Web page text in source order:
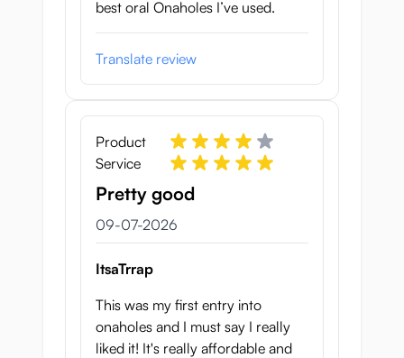
best oral Onaholes I’ve used.
Translate review
Product
Service
Pretty good
9 juli 2026
09-07-2026
ItsaTrrap
This was my first entry into
onaholes and I must say I really
liked it! It's really affordable and